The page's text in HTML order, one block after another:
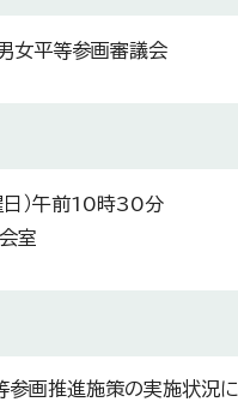
女平等参画審議会
）午前10時30分
室
画推進施策の実施状況